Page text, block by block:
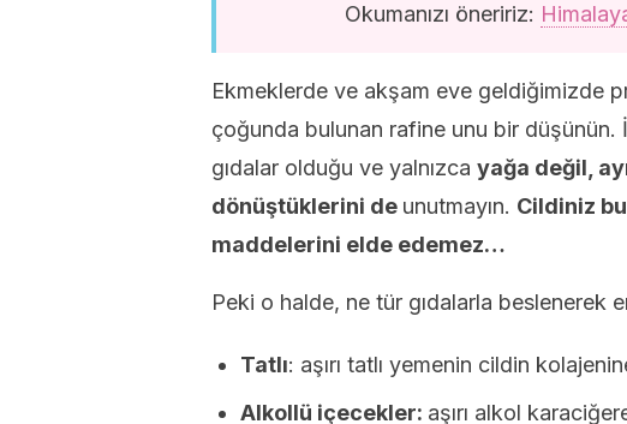
Okumanızı öneririz:
Ekmeklerde ve akşam eve geldiğimizde
çoğunda bulunan rafine unu bir düşünün.
gıdalar olduğu ve yalnızca yağa değil,
dönüştüklerini de unutmayın. Cildiniz
maddelerini elde edemez…
Peki o halde, ne tür gıdalarla beslenerek
Tatlı: aşırı tatlı yemenin cildin
Alkollü içecekler: aşırı alkol